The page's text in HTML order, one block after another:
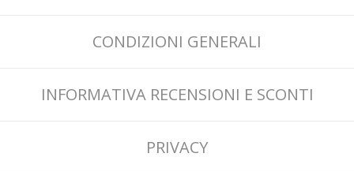
CONDIZIONI GENERALI
INFORMATIVA RECENSIONI E SCONTI
PRIVACY